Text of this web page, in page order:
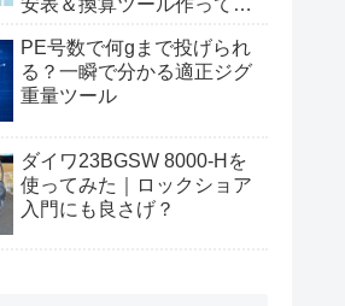
安表＆換算ツール作ってみ
PE号数で何gまで投げられ
る？一瞬で分かる適正ジグ
重量ツール
ダイワ23BGSW 8000-Hを
使ってみた｜ロックショア
入門にも良さげ？